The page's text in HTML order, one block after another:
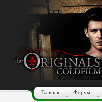
Главная Форум